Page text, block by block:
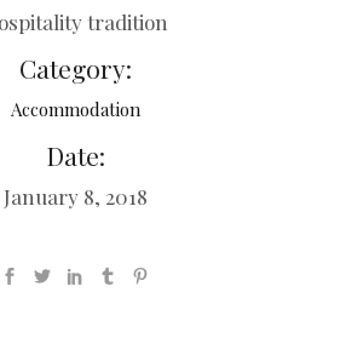
tradition
Category:
Accommodation
Date:
January 8, 2018